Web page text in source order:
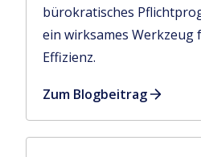
bürokratisches
ein wirksames Werkzeug
Effizienz.
Zum Blogbeitrag